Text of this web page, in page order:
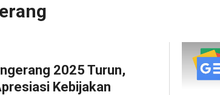
2025 Turun,
Kebijakan